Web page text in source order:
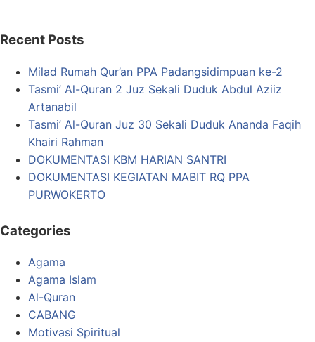
Recent Posts
Milad Rumah Qur’an PPA Padangsidimpuan ke-2
Tasmi’ Al-Quran 2 Juz Sekali Duduk Abdul Aziiz
Artanabil
Tasmi’ Al-Quran Juz 30 Sekali Duduk Ananda Faqih
Khairi Rahman
DOKUMENTASI KBM HARIAN SANTRI
DOKUMENTASI KEGIATAN MABIT RQ PPA
PURWOKERTO
Categories
Agama
Agama Islam
Al-Quran
CABANG
Motivasi Spiritual